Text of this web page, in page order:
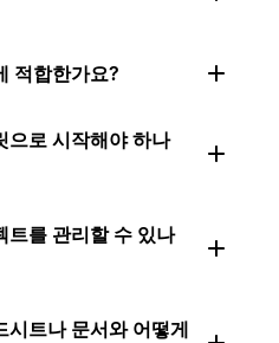
적합한가요?
으로 시작해야 하나
를 관리할 수 있나
트나 문서와 어떻게